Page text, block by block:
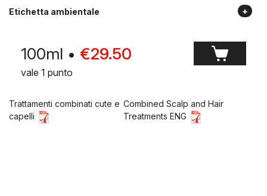
Etichetta ambientale
100ml • €29.50
vale 1 punto
Trattamenti combinati cute e
capelli
Combined Scalp and Hair
Treatments ENG